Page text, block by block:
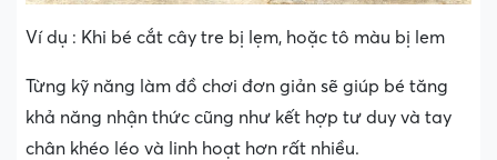
Ví dụ : Khi bé cắt cây tre bị lẹm, hoặc tô màu bị lem
Từng kỹ năng làm đồ chơi đơn giản sẽ giúp bé tăng
khả năng nhận thức cũng như kết hợp tư duy và tay
chân khéo léo và linh hoạt hơn rất nhiều.